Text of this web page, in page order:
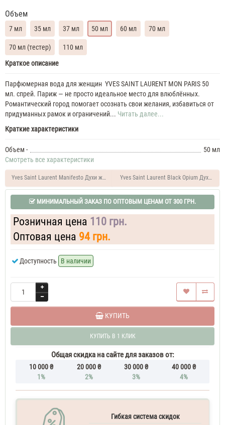
Объем
7 мл 35 мл 37 мл 50 мл 60 мл 70 мл
70 мл (тестер)
110 мл
Yves
Laurent
Mon
Paris
Духи
масляные
MLYves
Saint
Laurent
Paris
ML
Духи
женскиеYves
Saint
Mon
37
Духи
Yves
Laurent
Краткое описание
Парфюмерная вода для женщин YVES SAINT LAURENT MON PARIS 50
мл. спрей. Париж — не просто идеальное место для влюблённых.
Романтический город помогает осознать свои желания, избавиться от
придуманных рамок и ограничений... Читать далее...
Краткие характеристики
Объем -
50 мл
Смотреть все характеристики
Yves Saint Laurent Manifesto Духи женские 50 MLYves Saint Laurent Black Opium Духи
МИНИМАЛЬНЫЙ ЗАКАЗ ПО ОПТОВЫМ ЦЕНАМ ОТ 300 ГРН.
Розничная цена 110 грн.
Оптовая цена 94 грн.
Доступность В наличии
КУПИТЬ
КУПИТЬ В 1 КЛИК
Общая скидка на сайте для заказов от:
10 000 ₴
1%
20 000 ₴
2%
30 000 ₴
3%
40 000 ₴
4%
Гибкая система скидок